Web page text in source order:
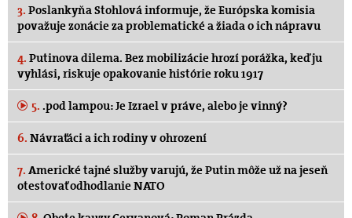
3. Poslankyňa Stohlová informuje, že Európska komisia
považuje zonácie za problematické a žiada o ich nápravu
4. Putinova dilema. Bez mobilizácie hrozí porážka, keď ju
vyhlási, riskuje opakovanie histórie roku 1917
5. .pod lampou: Je Izrael v práve, alebo je vinný?
6. Návraťáci a ich rodiny v ohrození
7. Americké tajné služby varujú, že Putin môže už na jeseň
otestovať odhodlanie NATO